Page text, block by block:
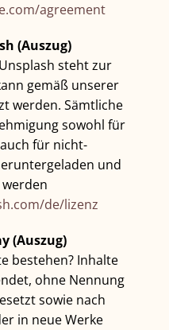
agreement
(Auszug)
steht zur
gemäß unserer
werden. Sämtliche
sowohl für
für nicht-
und
de/lizenz
(Auszug)
bestehen? Inhalte
ohne Nennung
sowie nach
in neue Werke